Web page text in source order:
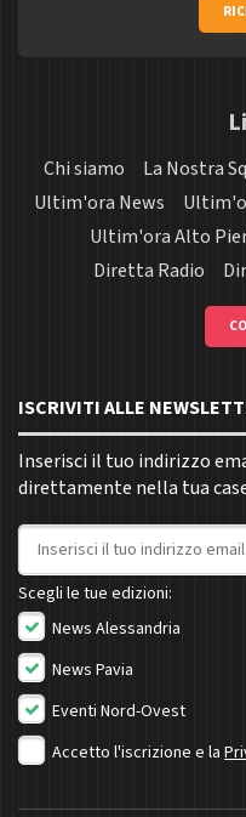
Chi siamo La Nostra
Ultim'ora News
Ultim'ora Alto
Diretta Radio
ISCRIVITI ALLE
Inserisci il tuo indirizzo
direttamente nella tua
Indirizzo email
Scegli le tue edizioni:
News Alessandria
News Pavia
Eventi Nord-Ovest
Accetto l'iscrizione e la